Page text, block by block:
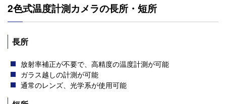
2色式温度計測カメラの長所・短所
長所
放射率補正が不要で、高精度の温度計測が可能
ガラス越しの計測が可能
通常のレンズ、光学系が使用可能